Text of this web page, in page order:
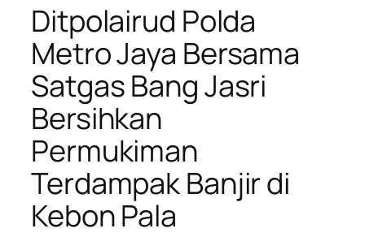
Ditpolairud Polda
Metro Jaya Bersama
Satgas Bang Jasri
Bersihkan
Permukiman
Terdampak Banjir di
Kebon Pala